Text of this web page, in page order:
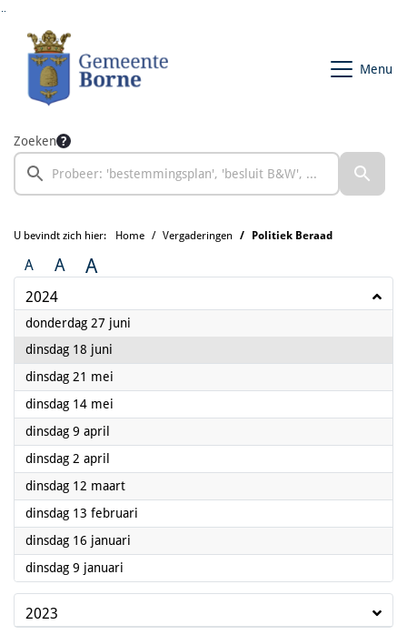
Menu
Zoeken
U bevindt zich hier: Home Vergaderingen Politiek Beraad
A A A
2024
donderdag 27 juni
dinsdag 18 juni
dinsdag 21 mei
dinsdag 14 mei
dinsdag 9 april
dinsdag 2 april
dinsdag 12 maart2024
dinsdag 13 februari
dinsdag 16 januari
dinsdag 9 januari
2023